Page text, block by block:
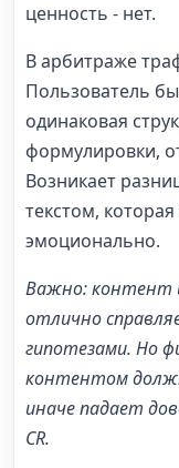
ценность - нет.
В арбитраже
Пользователь
одинаковая
формулировки,
Возникает
текстом,
эмоционально.
Важно:контент
отлично
гипотезами. Но
контентом
иначе падает
CR.